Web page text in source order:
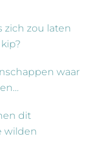
zich zou laten
waar
dit
wilden